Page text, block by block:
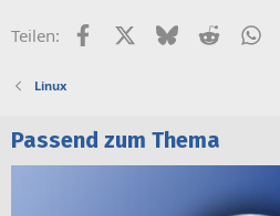
Teilen: FacebookX (Twitter)
BlueskyReddit
Linux
Passend zum Thema